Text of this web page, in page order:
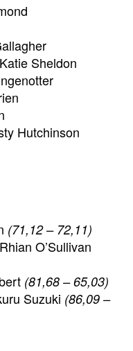
Sheldon
Hutchinson
(71,12 – 72,11)
O’Sullivan
(81,68 – 65,03)
Suzuki (86,09 –